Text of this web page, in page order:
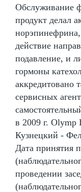
Обслуживание
продукт делал
действие
подавление, и
гормоны
аккредитовано
сервисных
в 2009 г. Olymp
Кузнецкий -
Дата принятия
проведении